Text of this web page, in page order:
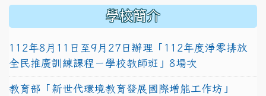
學校簡介
112年8月11日至9月27日辦理「112年度淨零排放
全民推廣訓練課程－學校教師班」8場次
教育部「新世代環境教育發展國際增能工作坊」